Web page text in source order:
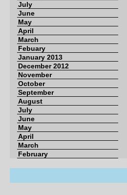
July
June
May
April
March
Febuary
January 2013
December 2012
November
October
September
August
July
June
May
April
March
February